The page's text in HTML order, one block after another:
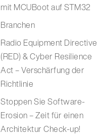
mit MCUBoot auf STM32
Branchen
Radio Equipment Directive
(RED) & Cyber Resilience
Act – Verschärfung der
Richtlinie
Stoppen Sie Software-
Erosion – Zeit für einen
Architektur Check-up!